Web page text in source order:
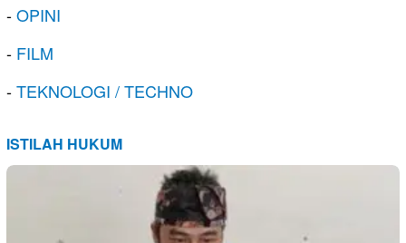
-OPINI
- FILM
-TEKNOLOGI / TECHNO
ISTILAH HUKUM